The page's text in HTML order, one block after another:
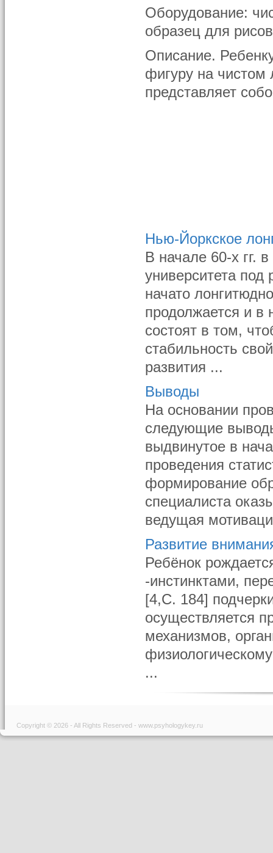
Оборудование:
образец для
Описание.
фигуру на чистом
представляет
Нью-Йоркское
В начале 60-х гг.
университета
начато
продолжается и в
состоят в том,
стабильность
развития ...
Выводы
На основании
следующие
выдвинутое в
проведения
формирование
специалиста
ведущая
Развитие
Ребёнок
-инстинктами,
[4,С. 184]
осуществляется
механизмов,
...
Copyright © 2026 - All Rights Reserved - www.psyhologykey.ru